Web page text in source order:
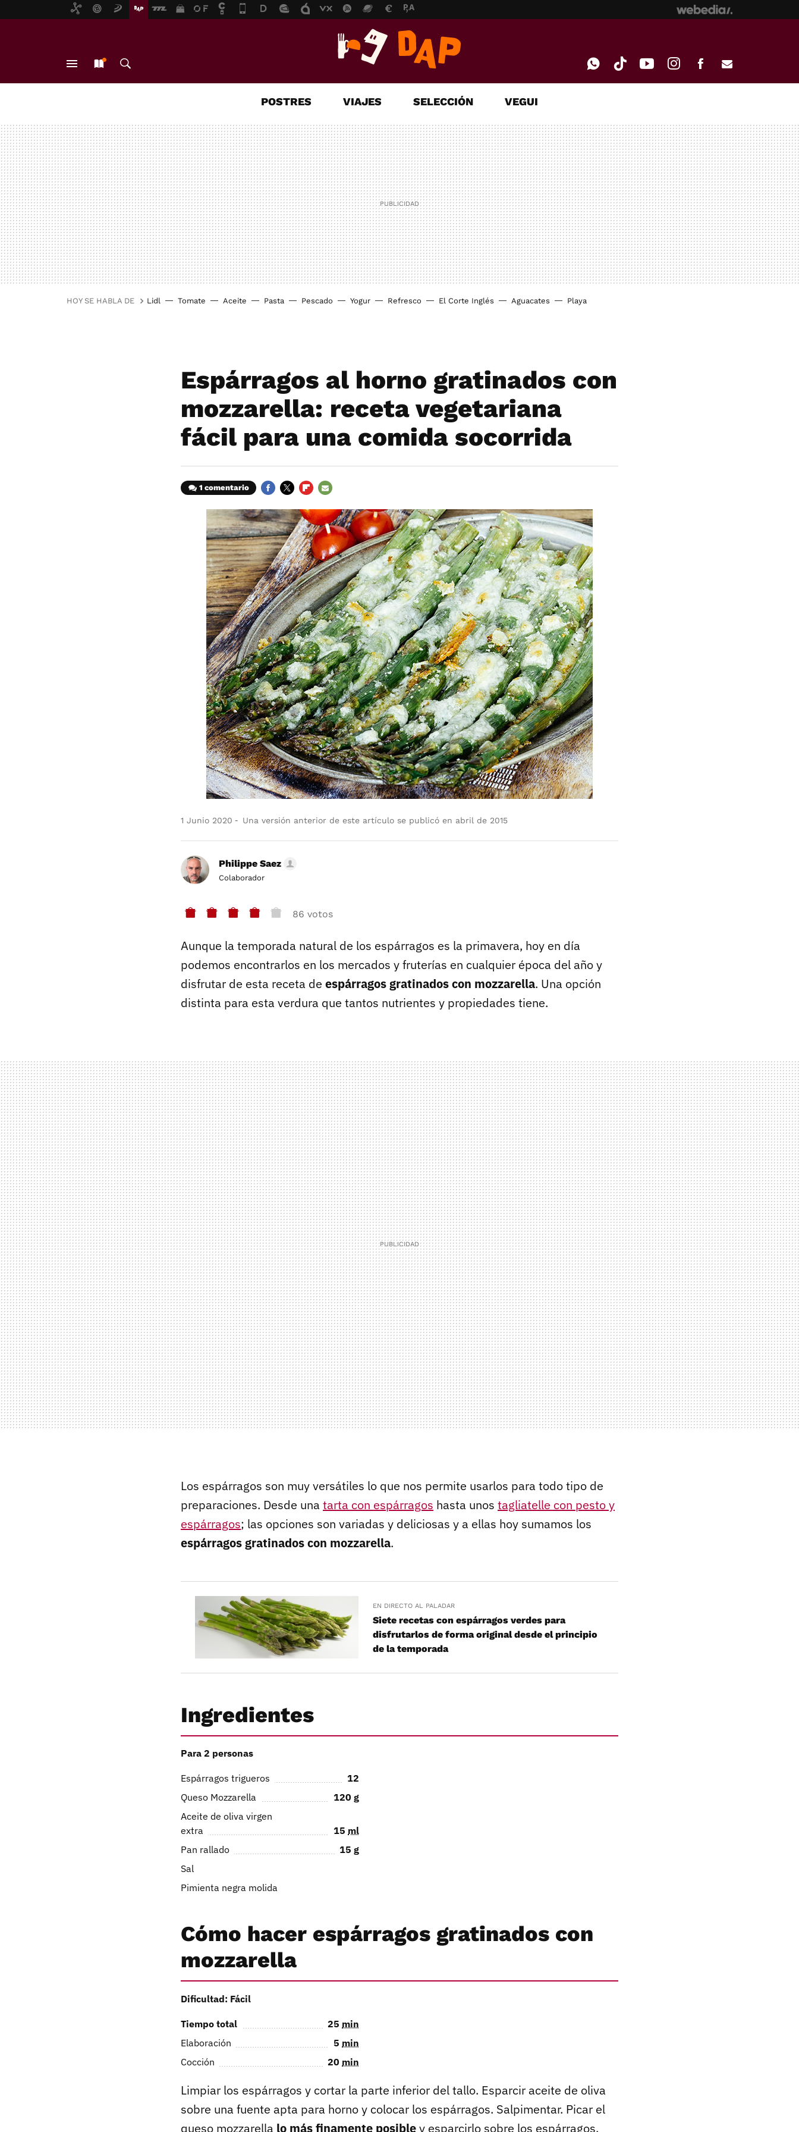
MAIL
POSTRES VIAJES SELECCIÓN VEGUI
HOY SE HABLA DE Lidl Tomate Aceite Pasta Pescado Yogur Refresco El Corte Inglés Aguacates Playa
Espárragos al horno gratinados con
mozzarella: receta vegetariana
fácil para una comida socorrida
1 comentario
MAIL
1 Junio 2020 Una versión anterior de este artículo se publicó en abril de 2015
Philippe Saez
Colaborador
86 votos
Aunque la temporada natural de los espárragos es la primavera, hoy en día
podemos encontrarlos en los mercados y fruterías en cualquier época del año y
disfrutar de esta receta de espárragos gratinados con mozzarella. Una opción
distinta para esta verdura que tantos nutrientes y propiedades tiene.
Los espárragos son muy versátiles lo que nos permite usarlos para todo tipo de
preparaciones. Desde una tarta con espárragos hasta unos tagliatelle con pesto y
espárragos; las opciones son variadas y deliciosas y a ellas hoy sumamos los
espárragos gratinados con mozzarella.
EN DIRECTO AL PALADAR
Siete recetas con espárragos verdes para
disfrutarlos de forma original desde el principio
de la temporada
Ingredientes
Para 2 personas
Espárragos trigueros
12
Queso Mozzarella
120 g
Aceite de oliva virgen
extra
15 ml
Pan rallado
15 g
Sal
Pimienta negra molida
Cómo hacer espárragos gratinados con
mozzarella
Dificultad: Fácil
Tiempo total 25 min
Elaboración
5 min
Cocción
20 min
Limpiar los espárragos y cortar la parte inferior del tallo. Esparcir aceite de oliva
sobre una fuente apta para horno y colocar los espárragos. Salpimentar. Picar el
queso mozzarella lo más finamente posibley esparcirlo sobre los espárragos.